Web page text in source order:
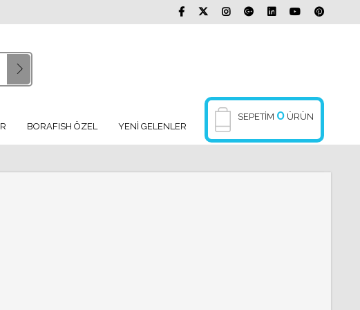
SEPETIM 0 ÜRÜN
BORAFISH ÖZEL YENİ GELENLER